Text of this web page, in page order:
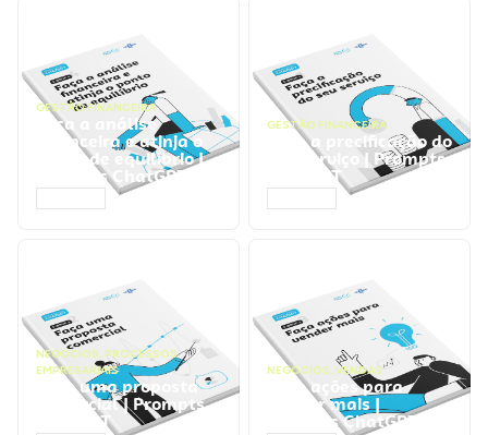
GESTÃO FINANCEIRA
Faça a análise
financeira e atinja o
ponto de equilíbrio |
Prompts ChatGPT
GESTÃO FINANCEIRA
Faça a precificação do
seu serviço | Prompts
ChatGPT
NEGÓCIOS, PROCESSOS
EMPRESARIAIS
Faça uma proposta
comercial | Prompts
ChatGPT
NEGÓCIOS, VENDAS
Faça ações para
vender mais |
Prompts ChatGPT